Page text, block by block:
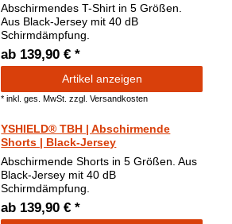
Abschirmendes T-Shirt in 5 Größen.
Aus Black-Jersey mit 40 dB
Schirmdämpfung.
ab 139,90 € *
Artikel anzeigen
*inkl. ges. MwSt. zzgl.Versandkosten
YSHIELD® TBH | Abschirmende
Shorts | Black-Jersey
Abschirmende Shorts in 5 Größen. Aus
Black-Jersey mit 40 dB
Schirmdämpfung.
ab 139,90 € *